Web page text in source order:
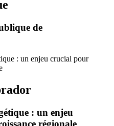
de
: un enjeu
régionale